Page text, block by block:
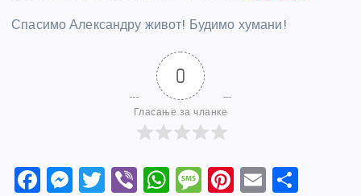
Спасимо Александру живот! Будимо хумани!
0
Гласање за чланке
F
M T
Vi W M Pi E